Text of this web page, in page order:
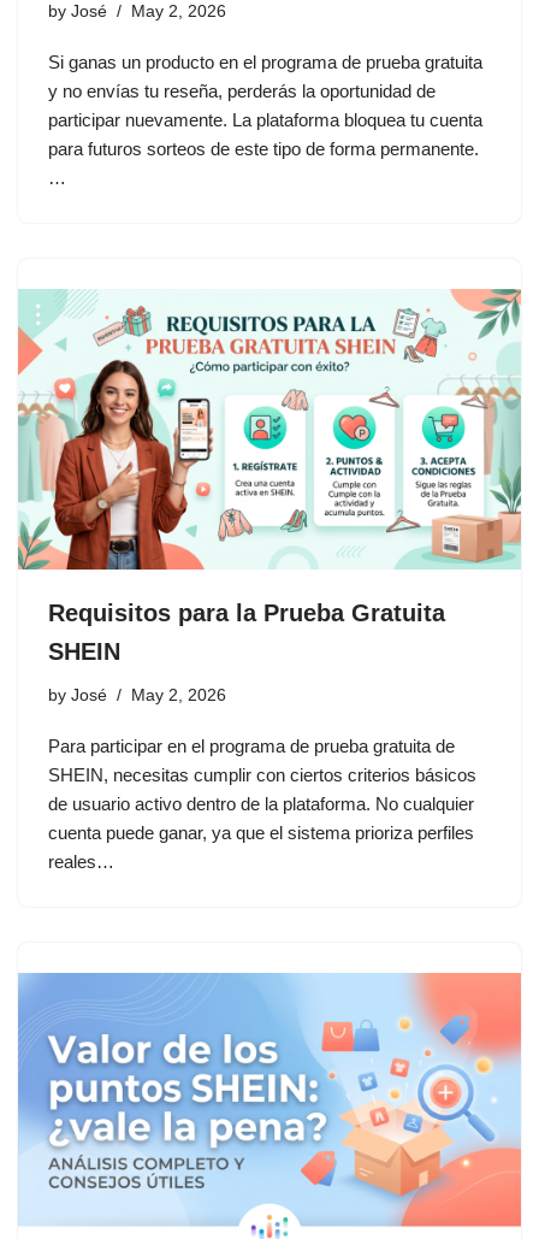
by José May 2, 2026
Si ganas un producto en el programa de prueba gratuita
y no envías tu reseña, perderás la oportunidad de
participar nuevamente. La plataforma bloquea tu cuenta
para futuros sorteos de este tipo de forma permanente.
…
Requisitos para la Prueba Gratuita
SHEIN
by José May 2, 2026
Para participar en el programa de prueba gratuita de
SHEIN, necesitas cumplir con ciertos criterios básicos
de usuario activo dentro de la plataforma. No cualquier
cuenta puede ganar, ya que el sistema prioriza perfiles
reales…